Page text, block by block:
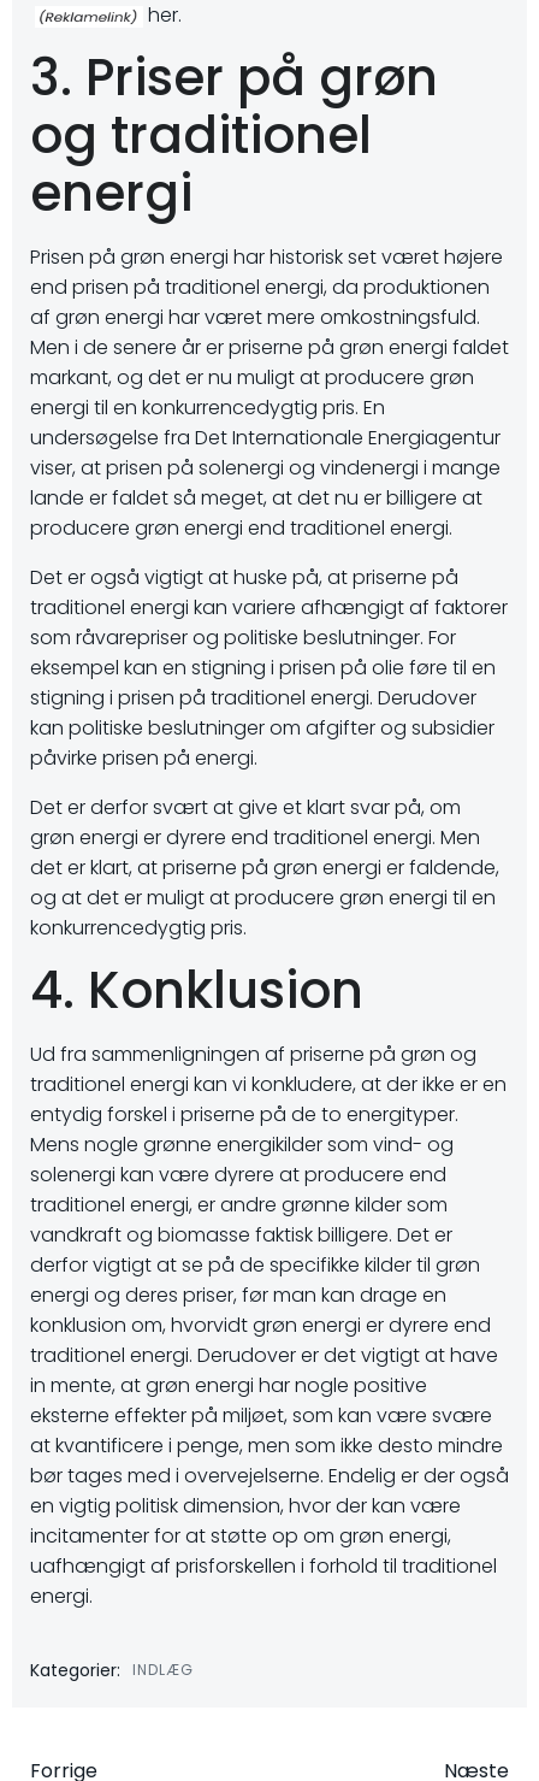
her.
3. Priser på grøn
og traditionel
energi
Prisen på grøn energi har historisk set været højere
end prisen på traditionel energi, da produktionen
af grøn energi har været mere omkostningsfuld.
Men i de senere år er priserne på grøn energi faldet
markant, og det er nu muligt at producere grøn
energi til en konkurrencedygtig pris. En
undersøgelse fra Det Internationale Energiagentur
viser, at prisen på solenergi og vindenergi i mange
lande er faldet så meget, at det nu er billigere at
producere grøn energi end traditionel energi.
Det er også vigtigt at huske på, at priserne på
traditionel energi kan variere afhængigt af faktorer
som råvarepriser og politiske beslutninger. For
eksempel kan en stigning i prisen på olie føre til en
stigning i prisen på traditionel energi. Derudover
kan politiske beslutninger om afgifter og subsidier
påvirke prisen på energi.
Det er derfor svært at give et klart svar på, om
grøn energi er dyrere end traditionel energi. Men
det er klart, at priserne på grøn energi er faldende,
og at det er muligt at producere grøn energi til en
konkurrencedygtig pris.
4. Konklusion
Ud fra sammenligningen af priserne på grøn og
traditionel energi kan vi konkludere, at der ikke er en
entydig forskel i priserne på de to energityper.
Mens nogle grønne energikilder som vind- og
solenergi kan være dyrere at producere end
traditionel energi, er andre grønne kilder som
vandkraft og biomasse faktisk billigere. Det er
derfor vigtigt at se på de specifikke kilder til grøn
energi og deres priser, før man kan drage en
konklusion om, hvorvidt grøn energi er dyrere end
traditionel energi. Derudover er det vigtigt at have
in mente, at grøn energi har nogle positive
eksterne effekter på miljøet, som kan være svære
at kvantificere i penge, men som ikke desto mindre
bør tages med i overvejelserne. Endelig er der også
en vigtig politisk dimension, hvor der kan være
incitamenter for at støtte op om grøn energi,
uafhængigt af prisforskellen i forhold til traditionel
energi.
Kategorier: INDLÆG
Forrige Næste